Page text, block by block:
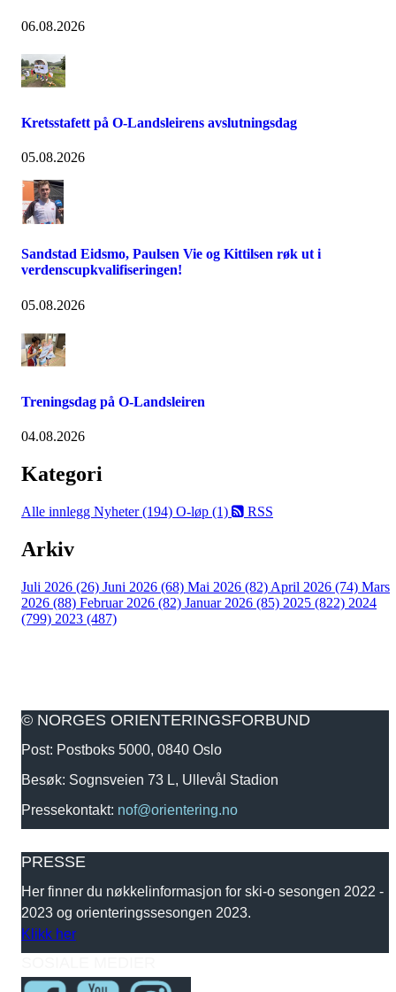
06.08.2026
Kretsstafett på O-Landsleirens avslutningsdag
05.08.2026
Sandstad Eidsmo, Paulsen Vie og Kittilsen røk ut i
verdenscupkvalifiseringen!
05.08.2026
Treningsdag på O-Landsleiren
04.08.2026
Kategori
Alle innlegg Nyheter (194) O-løp (1) RSS
Arkiv
Juli 2026 (26) Juni 2026 (68) Mai 2026 (82) April 2026 (74) Mars
2026 (88) Februar 2026 (82) Januar 2026 (85) 2025 (822) 2024
(799) 2023 (487)
© NORGES ORIENTERINGSFORBUND
Post: Postboks 5000, 0840 Oslo
Besøk: Sognsveien 73 L, Ullevål Stadion
Pressekontakt: nof@orientering.no
PRESSE
Her finner du nøkkelinformasjon for ski-o sesongen 2022 -
2023 og orienteringssesongen 2023.
Klikk her